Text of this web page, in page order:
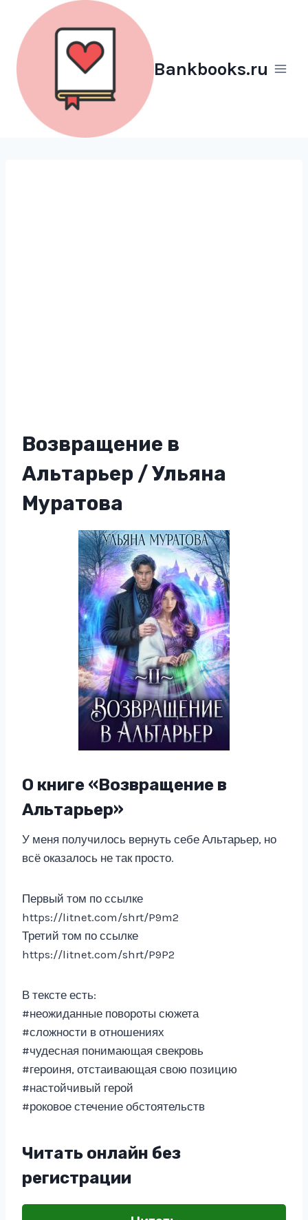
Перейти
содержимому
Bankbooks.ru
Возвращение в
Альтарьер / Ульяна
Муратова
О книге «Возвращение в
Альтарьер»
У меня получилось вернуть себе Альтарьер, но
всё оказалось не так просто.
Первый том по ссылке
https://litnet.com/shrt/P9m2
Третий том по ссылке
https://litnet.com/shrt/P9P2
В тексте есть:
#неожиданные повороты сюжета
#сложности в отношениях
#чудесная понимающая свекровь
#героиня, отстаивающая свою позицию
#настойчивый герой
#роковое стечение обстоятельств
Читать онлайн без
регистрации